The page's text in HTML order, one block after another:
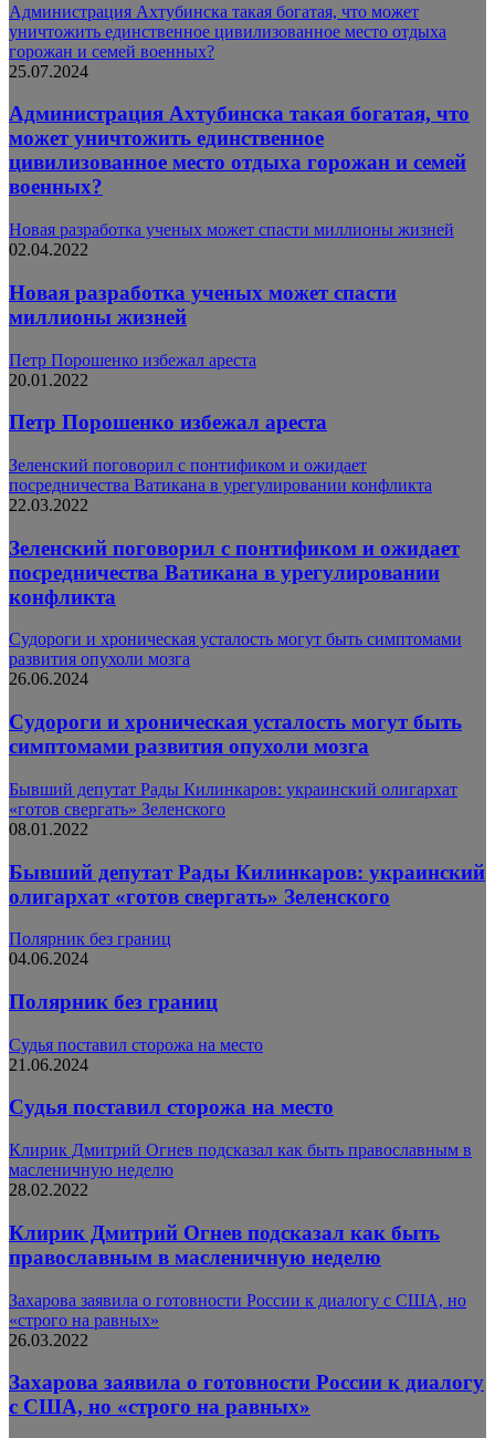
Администрация Ахтубинска такая богатая, что может
уничтожить единственное цивилизованное место отдыха
горожан и семей военных?
25.07.2024
Администрация Ахтубинска такая богатая, что
может уничтожить единственное
цивилизованное место отдыха горожан и семей
военных?
Новая разработка ученых может спасти миллионы жизней
02.04.2022
Новая разработка ученых может спасти
миллионы жизней
Петр Порошенко избежал ареста
20.01.2022
Петр Порошенко избежал ареста
Зеленский поговорил с понтификом и ожидает
посредничества Ватикана в урегулировании конфликта
22.03.2022
Зеленский поговорил с понтификом и ожидает
посредничества Ватикана в урегулировании
конфликта
Судороги и хроническая усталость могут быть симптомами
развития опухоли мозга
26.06.2024
Судороги и хроническая усталость могут быть
симптомами развития опухоли мозга
Бывший депутат Рады Килинкаров: украинский олигархат
«готов свергать» Зеленского
08.01.2022
Бывший депутат Рады Килинкаров: украинский
олигархат «готов свергать» Зеленского
Полярник без границ
04.06.2024
Полярник без границ
Судья поставил сторожа на место
21.06.2024
Судья поставил сторожа на место
Клирик Дмитрий Огнев подсказал как быть православным в
масленичную неделю
28.02.2022
Клирик Дмитрий Огнев подсказал как быть
православным в масленичную неделю
Захарова заявила о готовности России к диалогу с США, но
«строго на равных»
26.03.2022
Захарова заявила о готовности России к диалогу
с США, но «строго на равных»